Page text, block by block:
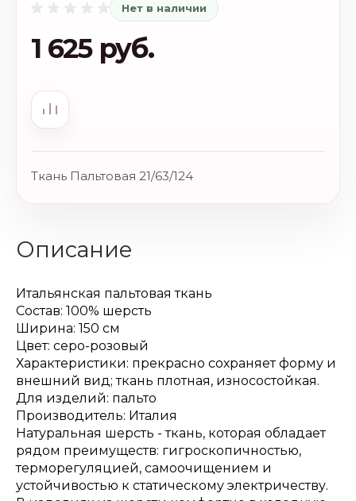
Нет в наличии
1 625 руб.
Ткань Пальтовая 21/63/124
Описание
Итальянская пальтовая ткань
Состав: 100% шерсть
Ширина: 150 см
Цвет: серо-розовый
Характеристики: прекрасно сохраняет форму и
внешний вид; ткань плотная, износостойкая.
Для изделий: пальто
Производитель: Италия
Натуральная шерсть - ткань, которая обладает
рядом преимуществ: гигроскопичностью,
терморегуляцией, самоочищением и
устойчивостью к статическому электричеству.